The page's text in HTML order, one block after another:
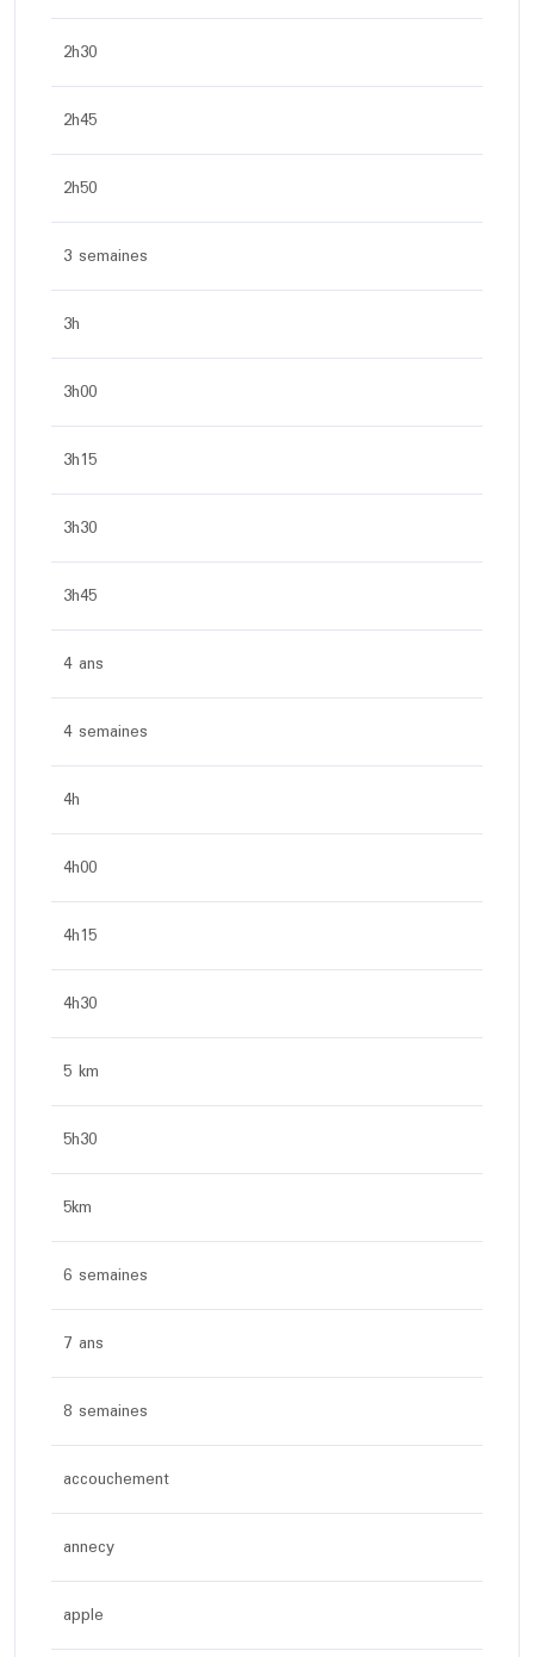
2h30
2h45
2h50
3 semaines
3h
3h00
3h15
3h30
3h45
4 ans
4 semaines
4h
4h00
4h15
4h30
5 km
5h30
5km
6 semaines
7 ans
8 semaines
accouchement
annecy
apple